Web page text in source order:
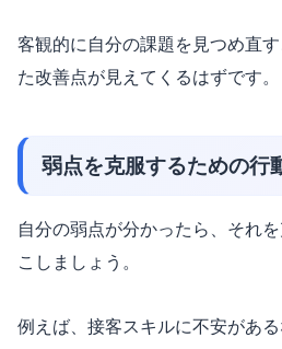
客観的に自分の課題を見つめ直
た改善点が見えてくるはずです。
弱点を克服するための行
自分の弱点が分かったら、それ
こしましょう。
例えば、接客スキルに不安があ